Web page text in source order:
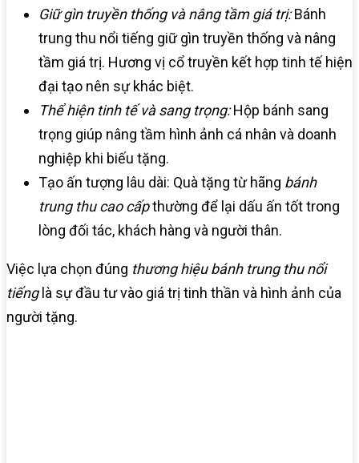
Giữ gìn truyền thống và nâng tầm giá trị:Bánh
trung thu nổi tiếng giữ gìn truyền thống và nâng
tầm giá trị. Hương vị cổ truyền kết hợp tinh tế hiện
đại tạo nên sự khác biệt.
Thể hiện tinh tế và sang trọng:Hộp bánh sang
trọng giúp nâng tầm hình ảnh cá nhân và doanh
nghiệp khi biếu tặng.
Tạo ấn tượng lâu dài: Quà tặng từ hãng bánh
trung thu cao cấpthường để lại dấu ấn tốt trong
lòng đối tác, khách hàng và người thân.
Việc lựa chọn đúng thương hiệu bánh trung thu nổi
tiếnglà sự đầu tư vào giá trị tinh thần và hình ảnh của
người tặng.